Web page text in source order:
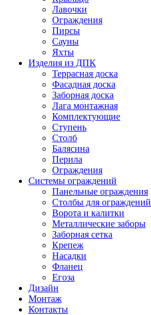
Лавочки
Ограждения
Пирсы
Сауны
Яхты
Изделия из ДПК
Террасная доска
Фасадная доска
Заборная доска
Лага монтажная
Комплектующие
Ступень
Столб
Балясина
Перила
Ограждения
Системы ограждений
Панельные ограждения
Столбы для ограждений
Ворота и калитки
Металлические заборы
Заборная сетка
Крепеж
Насадки
Фланец
Егоза
Дизайн
Монтаж
Контакты